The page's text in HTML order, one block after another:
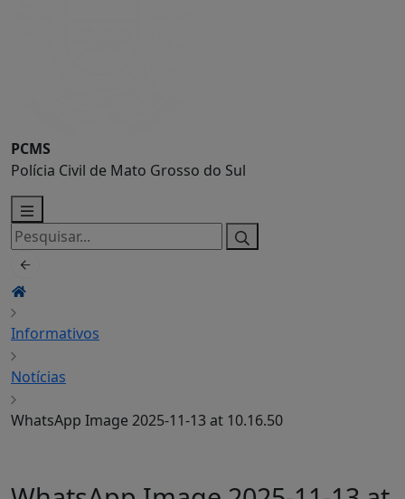
PCMS
Polícia Civil de Mato Grosso do Sul
Pesquisar
por:
Informativos
Notícias
WhatsApp Image 2025-11-13 at 10.16.50